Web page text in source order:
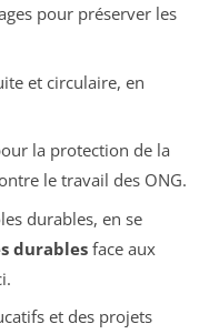
pour préserver les
et circulaire, en
la protection de la
le travail des ONG.
durables, en se
durablesface aux
et des projets